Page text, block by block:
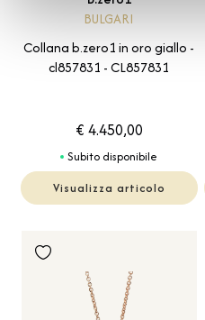
BULGARI
Collana b.zero1 in oro giallo -
cl857831 - CL857831
€ 4.450,00
Subito disponibile
Visualizza articolo